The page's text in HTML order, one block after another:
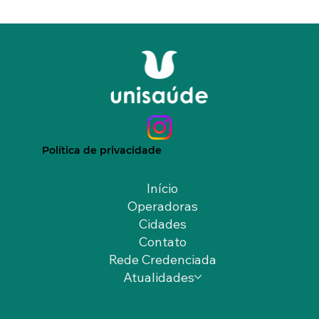
Política de privacidade
Início
Operadoras
Cidades
Contato
Rede Credenciada
Atualidades